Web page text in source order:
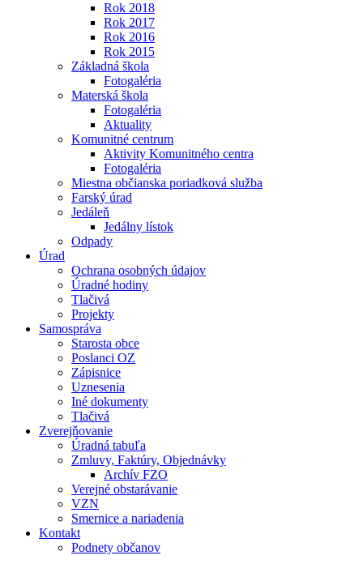
Rok 2018
Rok 2017
Rok 2016
Rok 2015
Základná škola
Fotogaléria
Materská škola
Fotogaléria
Aktuality
Komunitné centrum
Aktivity Komunitného centra
Fotogaléria
Miestna občianska poriadková služba
Farský úrad
Jedáleň
Jedálny lístok
Odpady
Úrad
Ochrana osobných údajov
Úradné hodiny
Tlačivá
Projekty
Samospráva
Starosta obce
Poslanci OZ
Zápisnice
Uznesenia
Iné dokumenty
Tlačivá
Zverejňovanie
Úradná tabuľa
Zmluvy, Faktúry, Objednávky
Archív FZO
Verejné obstarávanie
VZN
Smernice a nariadenia
Kontakt
Podnety občanov